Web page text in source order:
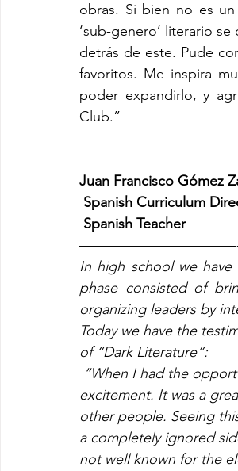
obras. Si bien no es
‘sub-genero’ literario
detrás de este. Pude
favoritos. Me inspira
poder expandirlo, y
Club.”
Juan Francisco Gómez
Spanish Curriculum
Spanish Teacher
In high school we
phase consisted of
organizing leaders by
Today we have the
of “Dark Literature”:
excitement. It was a
other people. Seeing
a completely ignored
not well known for the